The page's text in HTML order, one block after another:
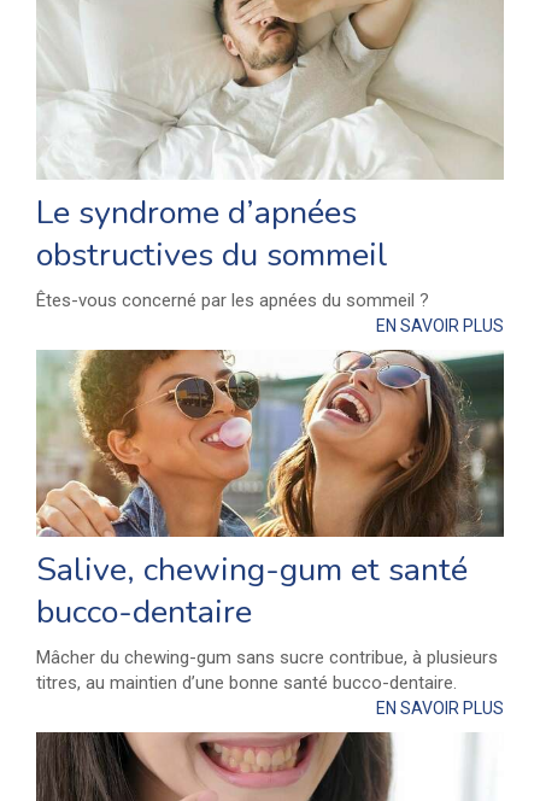
Le syndrome d’apnées
obstructives du sommeil
Êtes-vous concerné par les apnées du sommeil ?
EN SAVOIR PLUS
Salive, chewing-gum et santé
bucco-dentaire
Mâcher du chewing-gum sans sucre contribue, à plusieurs
titres, au maintien d’une bonne santé bucco-dentaire.
EN SAVOIR PLUS